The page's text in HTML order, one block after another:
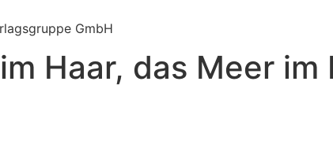
GmbH
Haar, das Meer im